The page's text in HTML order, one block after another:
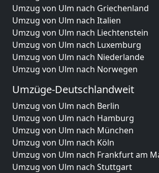
Umzug von Ulm nach Griechenland
Umzug von Ulm nach Italien
Umzug von Ulm nach Liechtenstein
Umzug von Ulm nach Luxemburg
Umzug von Ulm nach Niederlande
Umzug von Ulm nach Norwegen
Umzüge-Deutschlandweit
Umzug von Ulm nach Berlin
Umzug von Ulm nach Hamburg
Umzug von Ulm nach München
Umzug von Ulm nach Köln
Umzug von Ulm nach Frankfurt am
Umzug von Ulm nach Stuttgart